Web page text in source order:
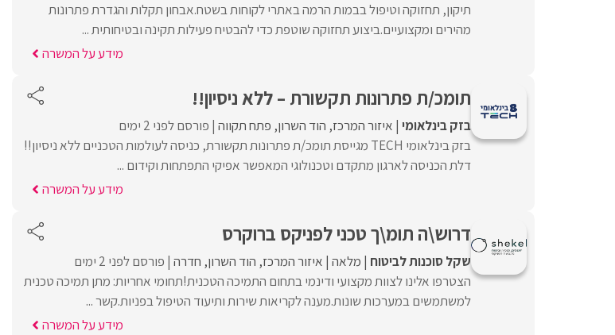
תיקון, תחזוקה וטיפול בבמות הרמה באתרי לקוחות בשטח.אבחון תקלות והגדרת פתרונות
מהירים ומקצועיים.ביצוע תחזוקה שוטפת כדי להבטיח פעילות תקינה ובטיחותית ...
מידע על המשרה
תומכ/ת פתרונות תקשורת – ללא ניסיון!!
בזק בינלאומי איזור המרכז הוד השרון פתח תקווה פורסם לפני 2 ימים
בזק בינלאומי TECH מגייסת תומכ/ת פתרונות תקשורת, כניסה לעולמות הטכניים ללא ניסיון!!
דלת הכניסה לארגון מתקדם וטכנולוגי המאפשר אפיקי התפתחות וקידום ...
מידע על המשרה
דרוש\ה תומ\ך טכני לפניקס ברוקרס
שקל סוכנות לביטוח מלאה איזור המרכז הוד השרון חדרה פורסם לפני 2 ימים
הצטרפו אלינו לצוות מקצועי ודינמי בתחום התמיכה הטכנית!תחומי אחריות: מתן תמיכה טכנית
למשתמשים במערכות שונות.מענה לקריאות שירות ותיעוד הטיפול בפניות.קשר ...
מידע על המשרה